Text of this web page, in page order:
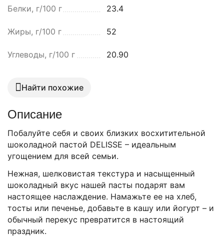
Белки, г/100 г 23.4
Жиры, г/100 г 52
Углеводы, г/100 г 20.90
Найти похожие
Описание
Побалуйте себя и своих близких восхитительной
шоколадной пастой DELISSE – идеальным
угощением для всей семьи.
Нежная, шелковистая текстура и насыщенный
шоколадный вкус нашей пасты подарят вам
настоящее наслаждение. Намажьте ее на хлеб,
тосты или печенье, добавьте в кашу или йогурт – и
обычный перекус превратится в настоящий
праздник.